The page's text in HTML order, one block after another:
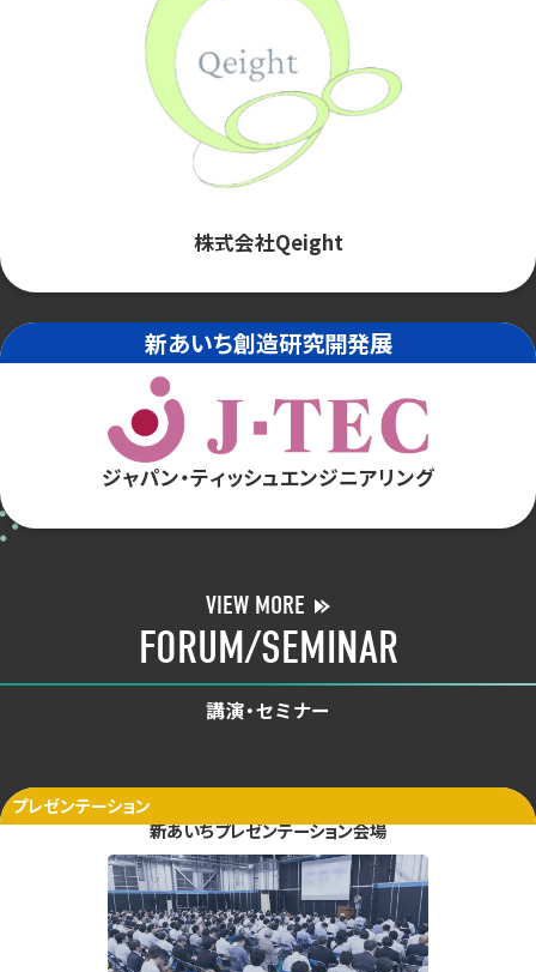
株式会社Qeight
新あいち創造研究開発展
ジャパン・ティッシュエンジニアリング
VIEW MORE
FORUM/SEMINAR
講演・セミナー
プレゼンテーション
新あいちプレゼンテーション会場